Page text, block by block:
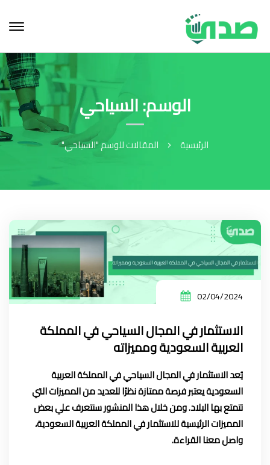
الوسم: السياحي
الرئيسية المقالات للوسم "السياحي"
02/04/2024
الاستثمار في المجال السياحي في المملكة
العربية السعودية ومميزاته
يُعد الاستثمار في المجال السياحي في المملكة العربية
السعودية يعتبر فرصة ممتازة نظرًا للعديد من المميزات التي
تتمتع بها البلاد. ومن خلال هذا المنشور سنتعرف علي بعض
المميزات الرئيسية للاستثمار في المملكة العربية السعودية،
واصل معنا القراءة.